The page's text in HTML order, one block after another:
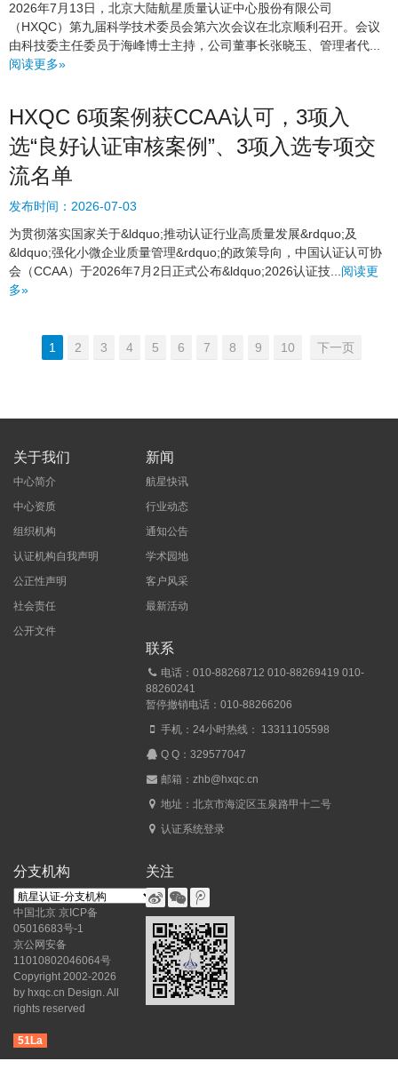
2026年7月13日，北京大陆航星质量认证中心股份有限公司
（HXQC）第九届科学技术委员会第六次会议在北京顺利召开。会议
由科技委主任委员于海峰博士主持，公司董事长张晓玉、管理者代...
阅读更多»
HXQC 6项案例获CCAA认可，3项入
选“良好认证审核案例”、3项入选专项交
流名单
发布时间： 2026-07-03
为贯彻落实国家关于&ldquo;推动认证行业高质量发展&rdquo;及
&ldquo;强化小微企业质量管理&rdquo;的政策导向，中国认证认可协
会（CCAA）于2026年7月2日正式公布&ldquo;2026认证技... 阅读更
多»
1 2 3 4 5 6 7 8 9 10 下一页
关于我们
中心简介
中心资质
组织机构
认证机构自我声明
公正性声明
社会责任
公开文件
新闻
航星快讯
行业动态
通知公告
学术园地
客户风采
最新活动
联系
电话：010-88268712 010-88269419 010-
88260241
暂停撤销电话：010-88266206
手机：24小时热线： 13311105598
Q Q：329577047
邮箱：zhb@hxqc.cn
地址：北京市海淀区玉泉路甲十二号
认证系统登录
分支机构
中国北京 京ICP备
05016683号-1
京公网安备
11010802046064号
Copyright 2002-2026
by hxqc.cn Design. All
rights reserved
51La
关注